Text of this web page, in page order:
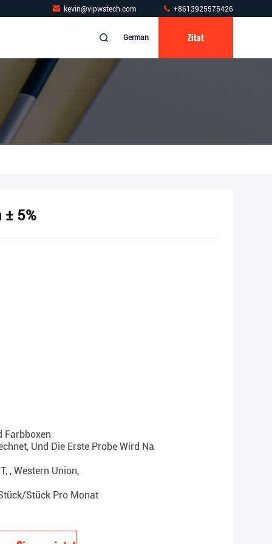
kevin@vipwstech.com +8613925575426
German Zitat
5%
Farbboxen
Und Die Erste Probe Wird Na
, Western Union,
Stück Pro Monat